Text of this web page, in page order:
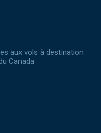
aux vols à destination
Canada